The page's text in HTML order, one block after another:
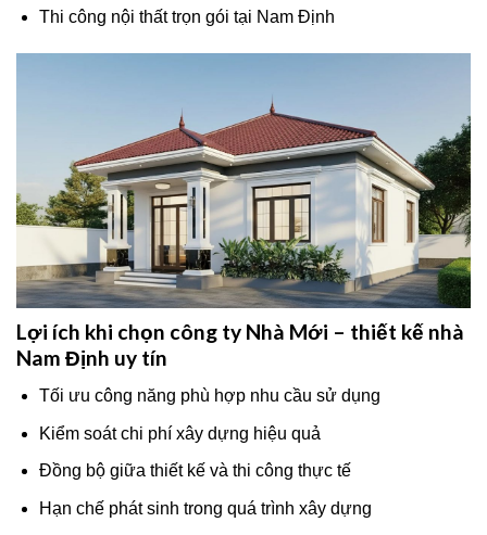
Thi công nội thất trọn gói tại Nam Định
Lợi ích khi chọn công ty Nhà Mới – thiết kế nhà
Nam Định uy tín
Tối ưu công năng phù hợp nhu cầu sử dụng
Kiểm soát chi phí xây dựng hiệu quả
Đồng bộ giữa thiết kế và thi công thực tế
Hạn chế phát sinh trong quá trình xây dựng